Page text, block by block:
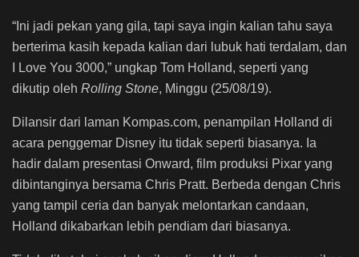
“Ini jadi pekan yang gila, tapi saya ingin kalian tahu saya
berterima kasih kepada kalian dari lubuk hati terdalam, dan
I Love You 3000,” ungkap Tom Holland, seperti yang
dikutip oleh Rolling Stone, Minggu (25/08/19).
Dilansir dari laman Kompas.com, penampilan Holland di
acara penggemar Disney itu tidak seperti biasanya. Ia
hadir dalam presentasi Onward, film produksi Pixar yang
dibintanginya bersama Chris Pratt. Berbeda dengan Chris
yang tampil ceria dan banyak melontarkan candaan,
Holland dikabarkan lebih pendiam dari biasanya.